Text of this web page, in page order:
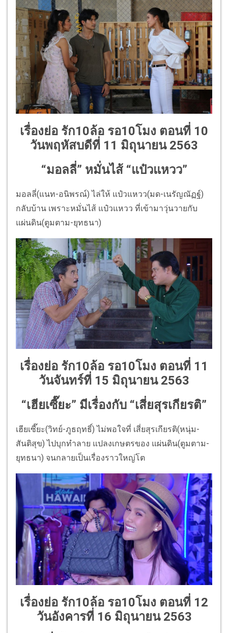
เรื่องย่อ รัก10ล้อ รอ10โมง ตอนที่ 10
วันพฤหัสบดีที่ 11 มิถุนายน 2563
“มอลลี่” หมั่นไส้ “แป๋วแหวว”
มอลลี่(แนท-อนิพรณ์) ไล่ให้ แป๋วแหวว(มด-เนรัญณัฏฐ์)
กลับบ้าน เพราะหมั่นไส้ แป๋วแหวว ที่เข้ามาวุ่นวายกับ
แผ่นดิน(ตูมตาม-ยุทธนา)
เรื่องย่อ รัก10ล้อ รอ10โมง ตอนที่ 11
วันจันทร์ที่ 15 มิถุนายน 2563
“เฮียเซี๊ยะ” มีเรื่องกับ “เสี่ยสุรเกียรติ”
เฮียเซี๊ยะ(วิทย์-ภูธฤทธิ์) ไม่พอใจที่ เสี่ยสุรเกียรติ(หนุ่ม-
สันติสุข) ไปบุกทำลาย แปลงเกษตรของ แผ่นดิน(ตูมตาม-
ยุทธนา) จนกลายเป็นเรื่องราวใหญ่โต
เรื่องย่อ รัก10ล้อ รอ10โมง ตอนที่ 12
วันอังคารที่ 16 มิถุนายน 2563